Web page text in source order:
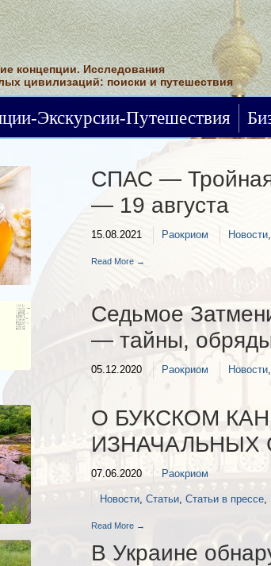
концепции. Исследования
цивилизаций: поиски и путешествия
Экскурсии-Путешествия
Статьи в
СПАС — Тройная
— 19 августа
15.08.2021 Раокриом Новости
Read More →
Седьмое
— тайны,
05.12.2020 Раокриом Новости
О БУКСКОМ
ИЗНАЧАЛЬНЫХ
07.06.2020 Раокриом
Новости,Статьи,Статьи в прессе,
Read More →
В Украине